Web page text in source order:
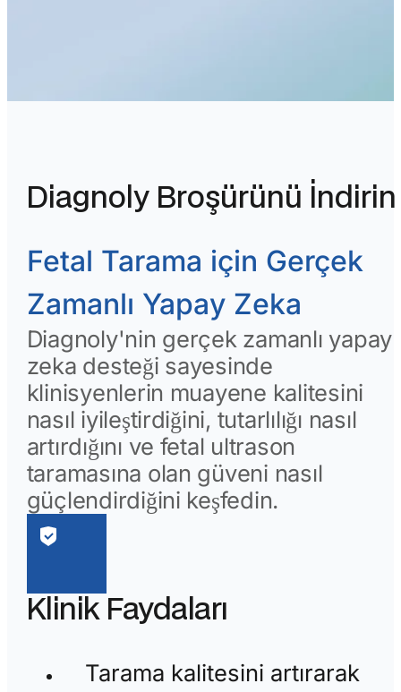
Diagnoly Broşürünü İndirin
Fetal Tarama için Gerçek
Zamanlı Yapay Zeka
Diagnoly'nin gerçek zamanlı yapay
zeka desteği sayesinde
klinisyenlerin muayene kalitesini
nasıl iyileştirdiğini, tutarlılığı nasıl
artırdığını ve fetal ultrason
taramasına olan güveni nasıl
güçlendirdiğini keşfedin.
Klinik Faydaları
Tarama kalitesini artırarak